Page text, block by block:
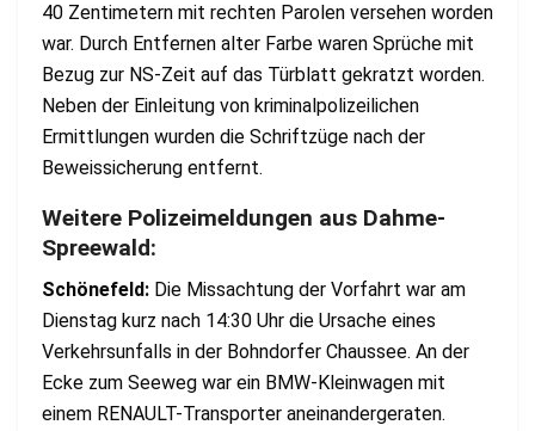
40 Zentimetern mit rechten Parolen versehen worden
war. Durch Entfernen alter Farbe waren Sprüche mit
Bezug zur NS-Zeit auf das Türblatt gekratzt worden.
Neben der Einleitung von kriminalpolizeilichen
Ermittlungen wurden die Schriftzüge nach der
Beweissicherung entfernt.
Weitere Polizeimeldungen aus Dahme-
Spreewald:
Schönefeld: Die Missachtung der Vorfahrt war am
Dienstag kurz nach 14:30 Uhr die Ursache eines
Verkehrsunfalls in der Bohndorfer Chaussee. An der
Ecke zum Seeweg war ein BMW-Kleinwagen mit
einem RENAULT-Transporter aneinandergeraten.